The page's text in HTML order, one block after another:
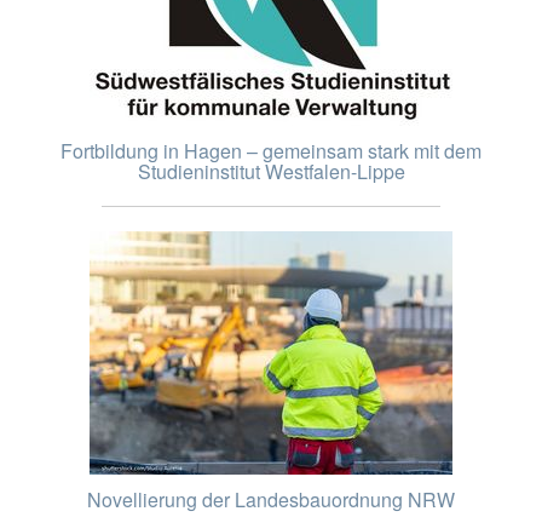
Fortbildung in Hagen – gemeinsam stark mit dem
Studieninstitut Westfalen-Lippe
Novellierung der Landesbauordnung NRW